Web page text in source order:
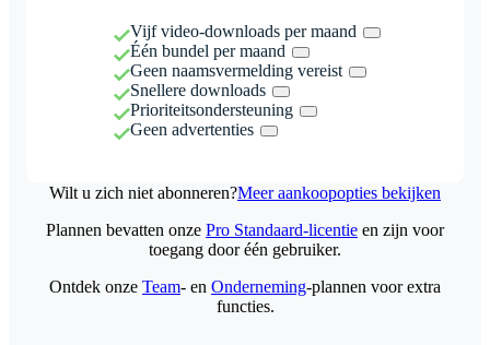
Vijf video-downloads per maand
Één bundel per maand
Geen naamsvermelding vereist
Snellere downloads
Prioriteitsondersteuning
Geen advertenties
Wilt u zich niet abonneren?Meer aankoopopties bekijken
Plannen bevatten onze Pro Standaard-licentie en zijn voor
toegang door één gebruiker.
Ontdek onze Team- en Onderneming-plannen voor extra
functies.